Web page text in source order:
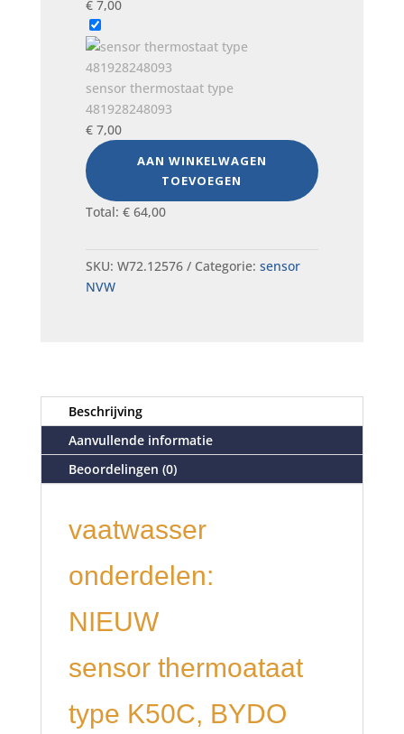
€7,00
sensor thermostaat type
481928248093
€7,00
AAN WINKELWAGEN
TOEVOEGEN
Total: €64,00
SKU: W72.12576 Categorie: sensor
NVW
Beschrijving
Aanvullende informatie
Beoordelingen (0)
vaatwasser
onderdelen:
NIEUW
sensor thermoataat
type K50C, BYDO